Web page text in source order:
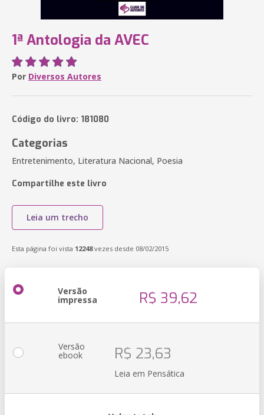
1ª Antologia da AVEC
Por Diversos Autores
Código do livro: 181080
Categorias
Entretenimento, Literatura Nacional, Poesia
Compartilhe este livro
Leia um trecho
Esta página foi vista 12248vezes desde 08/02/2015
Versão
impressa R$ 39,62
Versão
ebook R$ 23,63
Leia em Pensática